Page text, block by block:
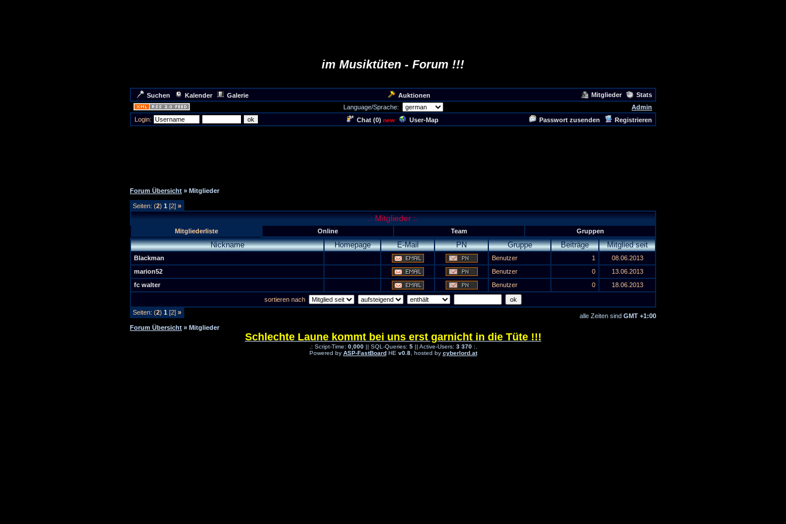
im Musiktüten - Forum !!!
Suchen Kalender Galerie Auktionen Mitglieder
Stats
Language/Sprache:
Admin
Login:
Chat (0) new User-Map Passwort zusenden Registrieren
Forum Übersicht » Mitglieder
Seiten: (2) 1 [2] »
.: Mitglieder :.
Mitgliederliste Online Team Gruppen
Nickname Homepage E-Mail PN Gruppe Beiträge Mitglied seit
Blackman Benutzer 1
08.06.2013
marion52
Benutzer 0
13.06.2013
fc walter
Benutzer 0 18.06.2013
sortieren nach
Seiten: (2) 1 [2] » alle Zeiten sind GMT +1:00
Forum Übersicht » Mitglieder
Schlechte Laune kommt bei uns erst garnicht in die Tüte !!!
.: Script-Time: 0,000|| SQL-Queries: 5|| Active-Users: 3 370:.
Powered by ASP-FastBoardHE v0.8, hosted by cyberlord.at